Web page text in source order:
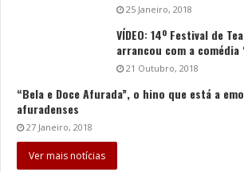
25 Janeiro, 2018
VÍDEO: 14º Festival de
arrancou com a comédia
21 Outubro, 2018
“Bela e Doce Afurada”, o hino que está a
afuradenses
27 Janeiro, 2018
Ver mais notícias